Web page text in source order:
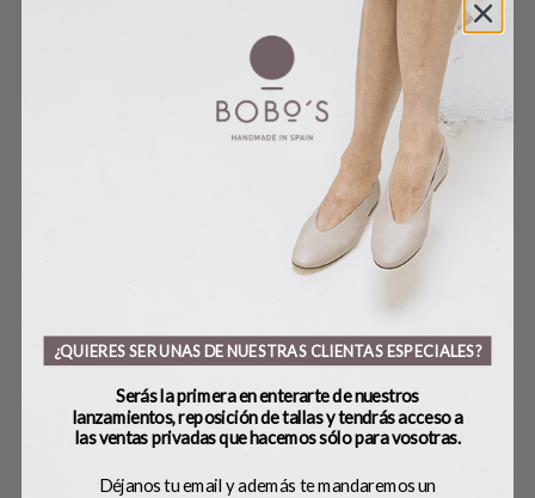
PRODUCTOS RELACIONADOS
GAFAS SOL SMALL CAT
27,00€
¿QUIERES SER UNAS DE NUESTRAS CLIENTAS ESPECIALES?
Serás la primera en enterarte de nuestros
lanzamientos, reposición de tallas y tendrás acceso a
las ventas privadas que hacemos sólo para vosotras.
Déjanos tu email y además te mandaremos un